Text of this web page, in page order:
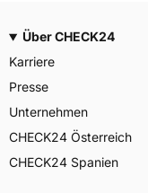
Über CHECK24
Karriere
Presse
Unternehmen
CHECK24 Österreich
CHECK24 Spanien